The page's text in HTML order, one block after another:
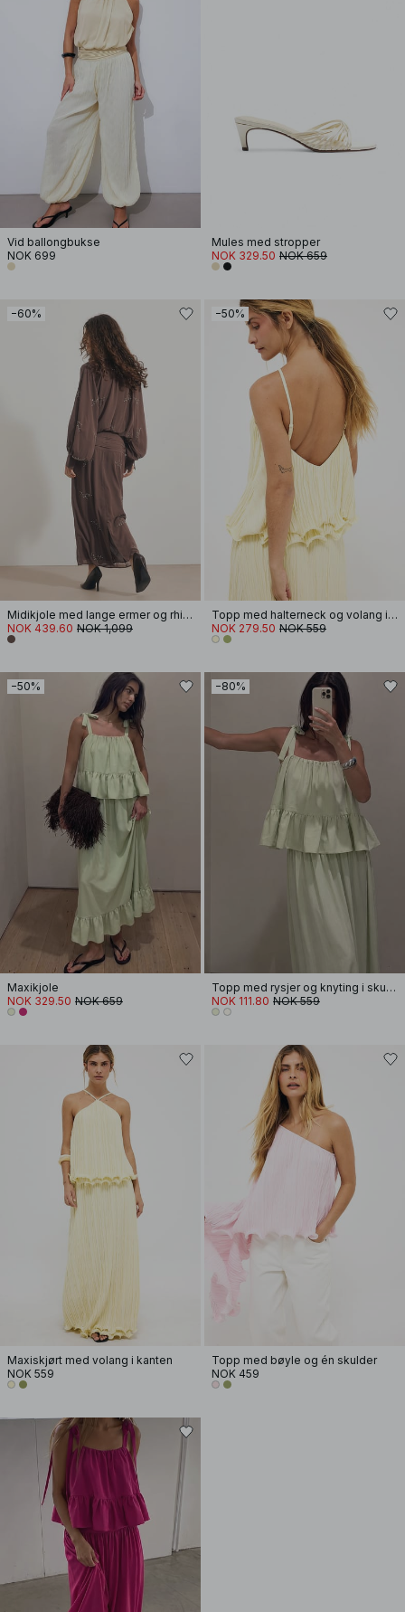
Vid ballongbukse
NOK 699
Mules med stropper
NOK 329.50 NOK 659
−60%
Midikjole med lange ermer og rhinestones
NOK 439.60 NOK 1,099
−50%
Topp med halterneck og volang i kanten
NOK 279.50 NOK 559
−50%
Maxikjole
NOK 329.50 NOK 659
−80%
Topp med rysjer og knyting i skulderen
NOK 111.80 NOK 559
Maxiskjørt med volang i kanten
NOK 559
Topp med bøyle og én skulder
NOK 459